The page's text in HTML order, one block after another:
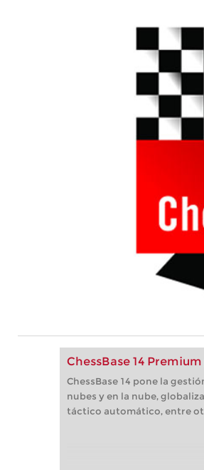
ChessBase 14
ChessBase 14 pone la
nubes y en la nube,
táctico automático, entre